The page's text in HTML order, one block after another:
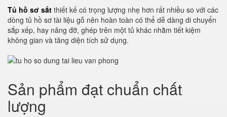
Tủ hồ sơ sắt thiết kế có trọng lượng nhẹ hơn rất nhiều so với các
dòng tủ hồ sơ tài liệu gỗ nên hoàn toàn có thể dễ dàng di chuyển
sắp xếp, hay nâng đỡ, ghép trên một tủ khác nhằm tiết kiệm
không gian và tăng diện tích sử dụng.
Sản phẩm đạt chuẩn chất
lượng